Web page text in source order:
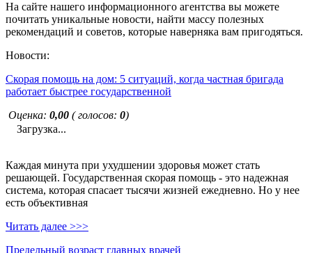
На сайте нашего информационного агентства вы можете
почитать уникальные новости, найти массу полезных
рекомендаций и советов, которые наверняка вам пригодяться.
Новости:
Скорая помощь на дом: 5 ситуаций, когда частная бригада
работает быстрее государственной
Оценка: 0,00 ( голосов: 0)
Загрузка...
Каждая минута при ухудшении здоровья может стать
решающей. Государственная скорая помощь - это надежная
система, которая спасает тысячи жизней ежедневно. Но у нее
есть объективная
Читать далее >>>
Предельный возраст главных врачей